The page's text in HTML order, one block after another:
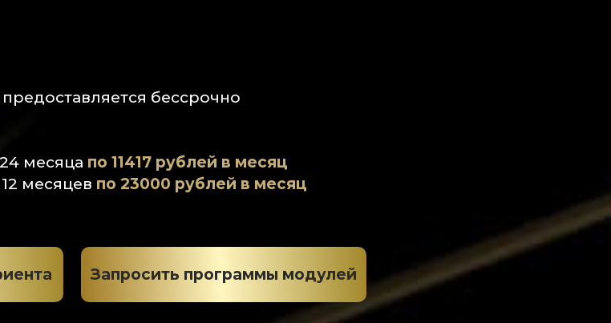
бессрочно
месяца по 11417 рублей в месяц
месяцев по 23000 рублей в месяц
Запросить программы модулей